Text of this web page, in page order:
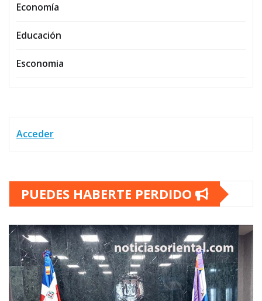
Economía
Educación
Esconomia
Acceder
PUEDES HABERTE PERDIDO